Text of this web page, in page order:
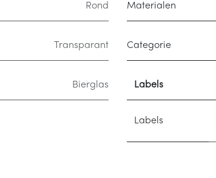
Rond Materialen
Transparant Categorie
Bierglas Labels
Labels